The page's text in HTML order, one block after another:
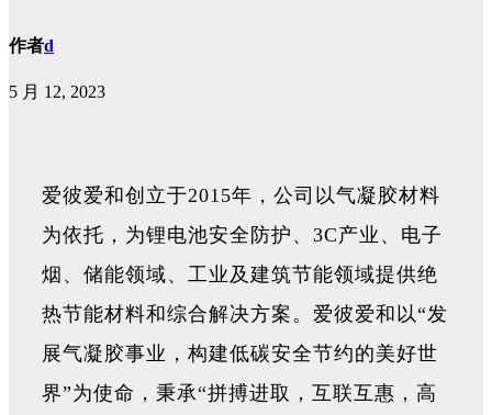
作者d
5 月 12, 2023
爱彼爱和创立于2015年，公司以气凝胶材料
为依托，为锂电池安全防护、3C产业、电子
烟、储能领域、工业及建筑节能领域提供绝
热节能材料和综合解决方案。爱彼爱和以“发
展气凝胶事业，构建低碳安全节约的美好世
界”为使命，秉承“拼搏进取，互联互惠，高